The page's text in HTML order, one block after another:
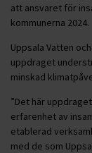
att ansvaret för
kommunerna 2024.
Uppsala Vatten
uppdraget
minskad
”Det här
erfarenhet av
etablerad
med de som